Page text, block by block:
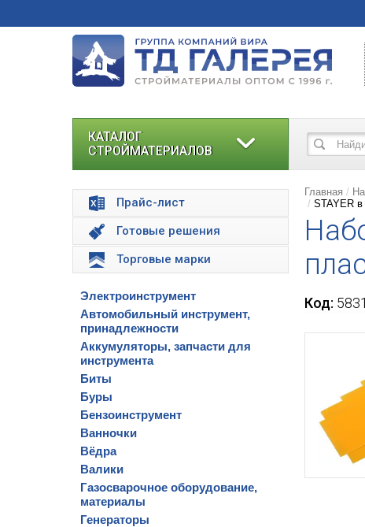
КАТАЛОГ
СТРОЙМАТЕРИАЛОВ
Прайс-лист
Готовые решения
Торговые марки
Электроинструмент
Автомобильный инструмент,
принадлежности
Аккумуляторы, запчасти для
инструмента
Биты
Буры
Бензоинструмент
Ванночки
Вёдра
Валики
Газосварочное оборудование,
материалы
Генераторы
Главная
STAYER
Код: 5831